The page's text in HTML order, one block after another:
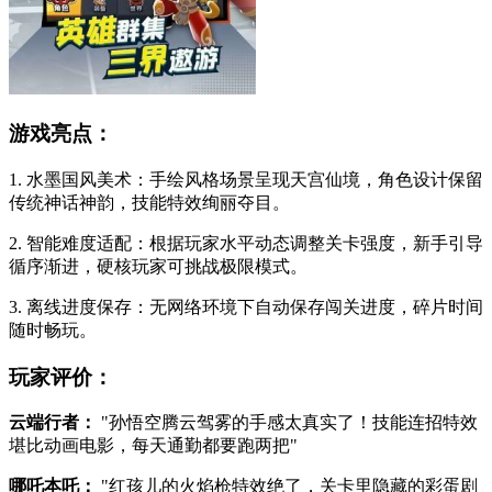
游戏亮点：
1. 水墨国风美术：手绘风格场景呈现天宫仙境，角色设计保留
传统神话神韵，技能特效绚丽夺目。
2. 智能难度适配：根据玩家水平动态调整关卡强度，新手引导
循序渐进，硬核玩家可挑战极限模式。
3. 离线进度保存：无网络环境下自动保存闯关进度，碎片时间
随时畅玩。
玩家评价：
云端行者：
"孙悟空腾云驾雾的手感太真实了！技能连招特效
堪比动画电影，每天通勤都要跑两把"
哪吒本吒： "红孩儿的火焰枪特效绝了，关卡里隐藏的彩蛋剧